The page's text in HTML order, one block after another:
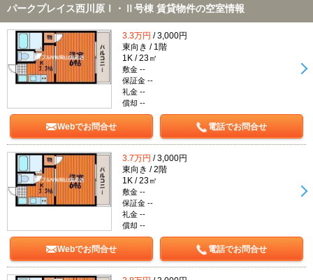
パークプレイス西川原Ⅰ・Ⅱ号棟 賃貸物件の空室情報
3.3万円 / 3,000円
東向き / 1階
1K / 23㎡
敷金 --
保証金 --
礼金 --
償却 --
Webでお問合せ 電話でお問合せ
3.7万円 / 3,000円
東向き / 2階
1K / 23㎡
敷金 --
保証金 --
礼金 --
償却 --
Webでお問合せ 電話でお問合せ